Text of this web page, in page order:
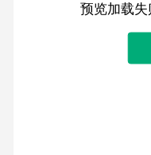
预览加载